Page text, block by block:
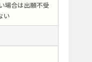
場合は出願不受
い